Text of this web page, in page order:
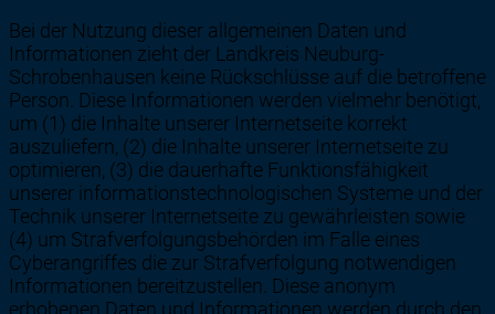
Bei der Nutzung dieser allgemeinen Daten und
Informationen zieht der Landkreis Neuburg-
Schrobenhausen keine Rückschlüsse auf die betroffene
Person. Diese Informationen werden vielmehr benötigt,
um (1) die Inhalte unserer Internetseite korrekt
auszuliefern, (2) die Inhalte unserer Internetseite zu
optimieren, (3) die dauerhafte Funktionsfähigkeit
unserer informationstechnologischen Systeme und der
Technik unserer Internetseite zu gewährleisten sowie
(4) um Strafverfolgungsbehörden im Falle eines
Cyberangriffes die zur Strafverfolgung notwendigen
Informationen bereitzustellen. Diese anonym
erhobenen Daten und Informationen werden durch den